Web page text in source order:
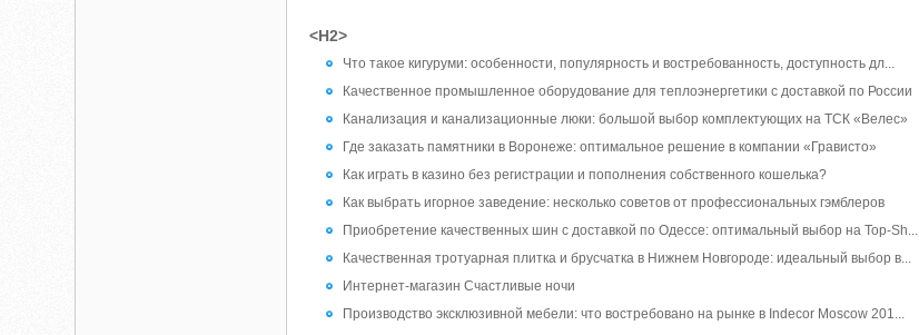
<H2>
Что такое кигуруми: особенности, популярность и востребованность, доступность дл...
Качественное промышленное оборудование для теплоэнергетики с доставкой по России
Канализация и канализационные люки: большой выбор комплектующих на ТСК «Велес»
Где заказать памятники в Воронеже: оптимальное решение в компании «Грависто»
Как играть в казино без регистрации и пополнения собственного кошелька?
Как выбрать игорное заведение: несколько советов от профессиональных гэмблеров
Приобретение качественных шин с доставкой по Одессе: оптимальный выбор на Top-Sh...
Качественная тротуарная плитка и брусчатка в Нижнем Новгороде: идеальный выбор в...
Интернет-магазин Счастливые ночи
Производство эксклюзивной мебели: что востребовано на рынке в Indecor Moscow 201...